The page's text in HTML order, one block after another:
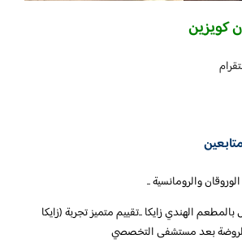
كويزين
والرومانسية ..
الهندي زايكا ..تقييم متميز تجربة (زايكا
الروضة بعد مستشفى التخصصي